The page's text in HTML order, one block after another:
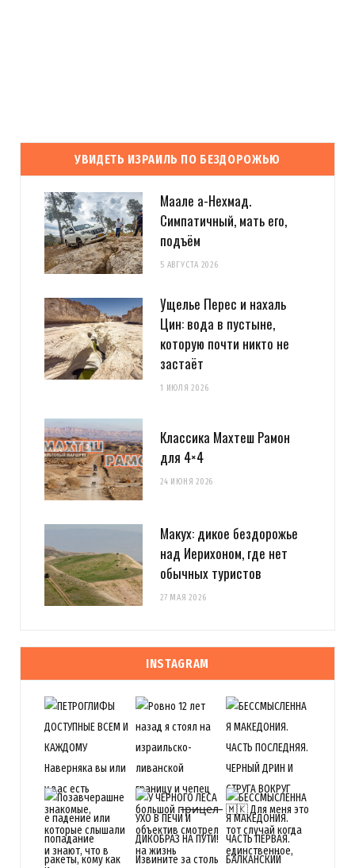
УВИДЕТЬ ИЗРАИЛЬ ПО БЕЗДОРОЖЬЮ
Маале а-Нехмад.
Симпатичный, мать его,
подъём
5 АВГУСТА 2026
Ущелье Перес и нахаль
Цин: вода в пустыне,
которую почти никто не
застаёт
1 ИЮЛЯ 2026
Классика Махтеш Рамон
для 4×4
24 ИЮНЯ 2026
Макух: дикое бездорожье
над Иерихоном, где нет
обычных туристов
27 МАЯ 2026
INSTAGRAM